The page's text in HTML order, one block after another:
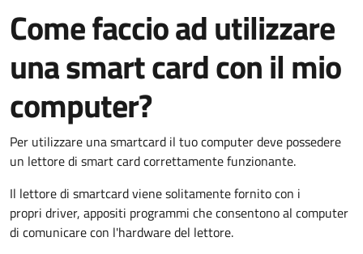
Come faccio ad utilizzare
una smart card con il mio
computer?
Per utilizzare una smartcard il tuo computer deve possedere
un lettore di smart card correttamente funzionante.
Il lettore di smartcard viene solitamente fornito con i
propri driver, appositi programmi che consentono al computer
di comunicare con l'hardware del lettore.